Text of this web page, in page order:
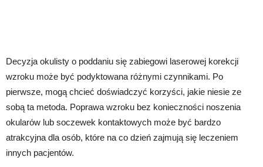
Decyzja okulisty o poddaniu się zabiegowi laserowej korekcji
wzroku może być podyktowana różnymi czynnikami. Po
pierwsze, mogą chcieć doświadczyć korzyści, jakie niesie ze
sobą ta metoda. Poprawa wzroku bez konieczności noszenia
okularów lub soczewek kontaktowych może być bardzo
atrakcyjna dla osób, które na co dzień zajmują się leczeniem
innych pacjentów.